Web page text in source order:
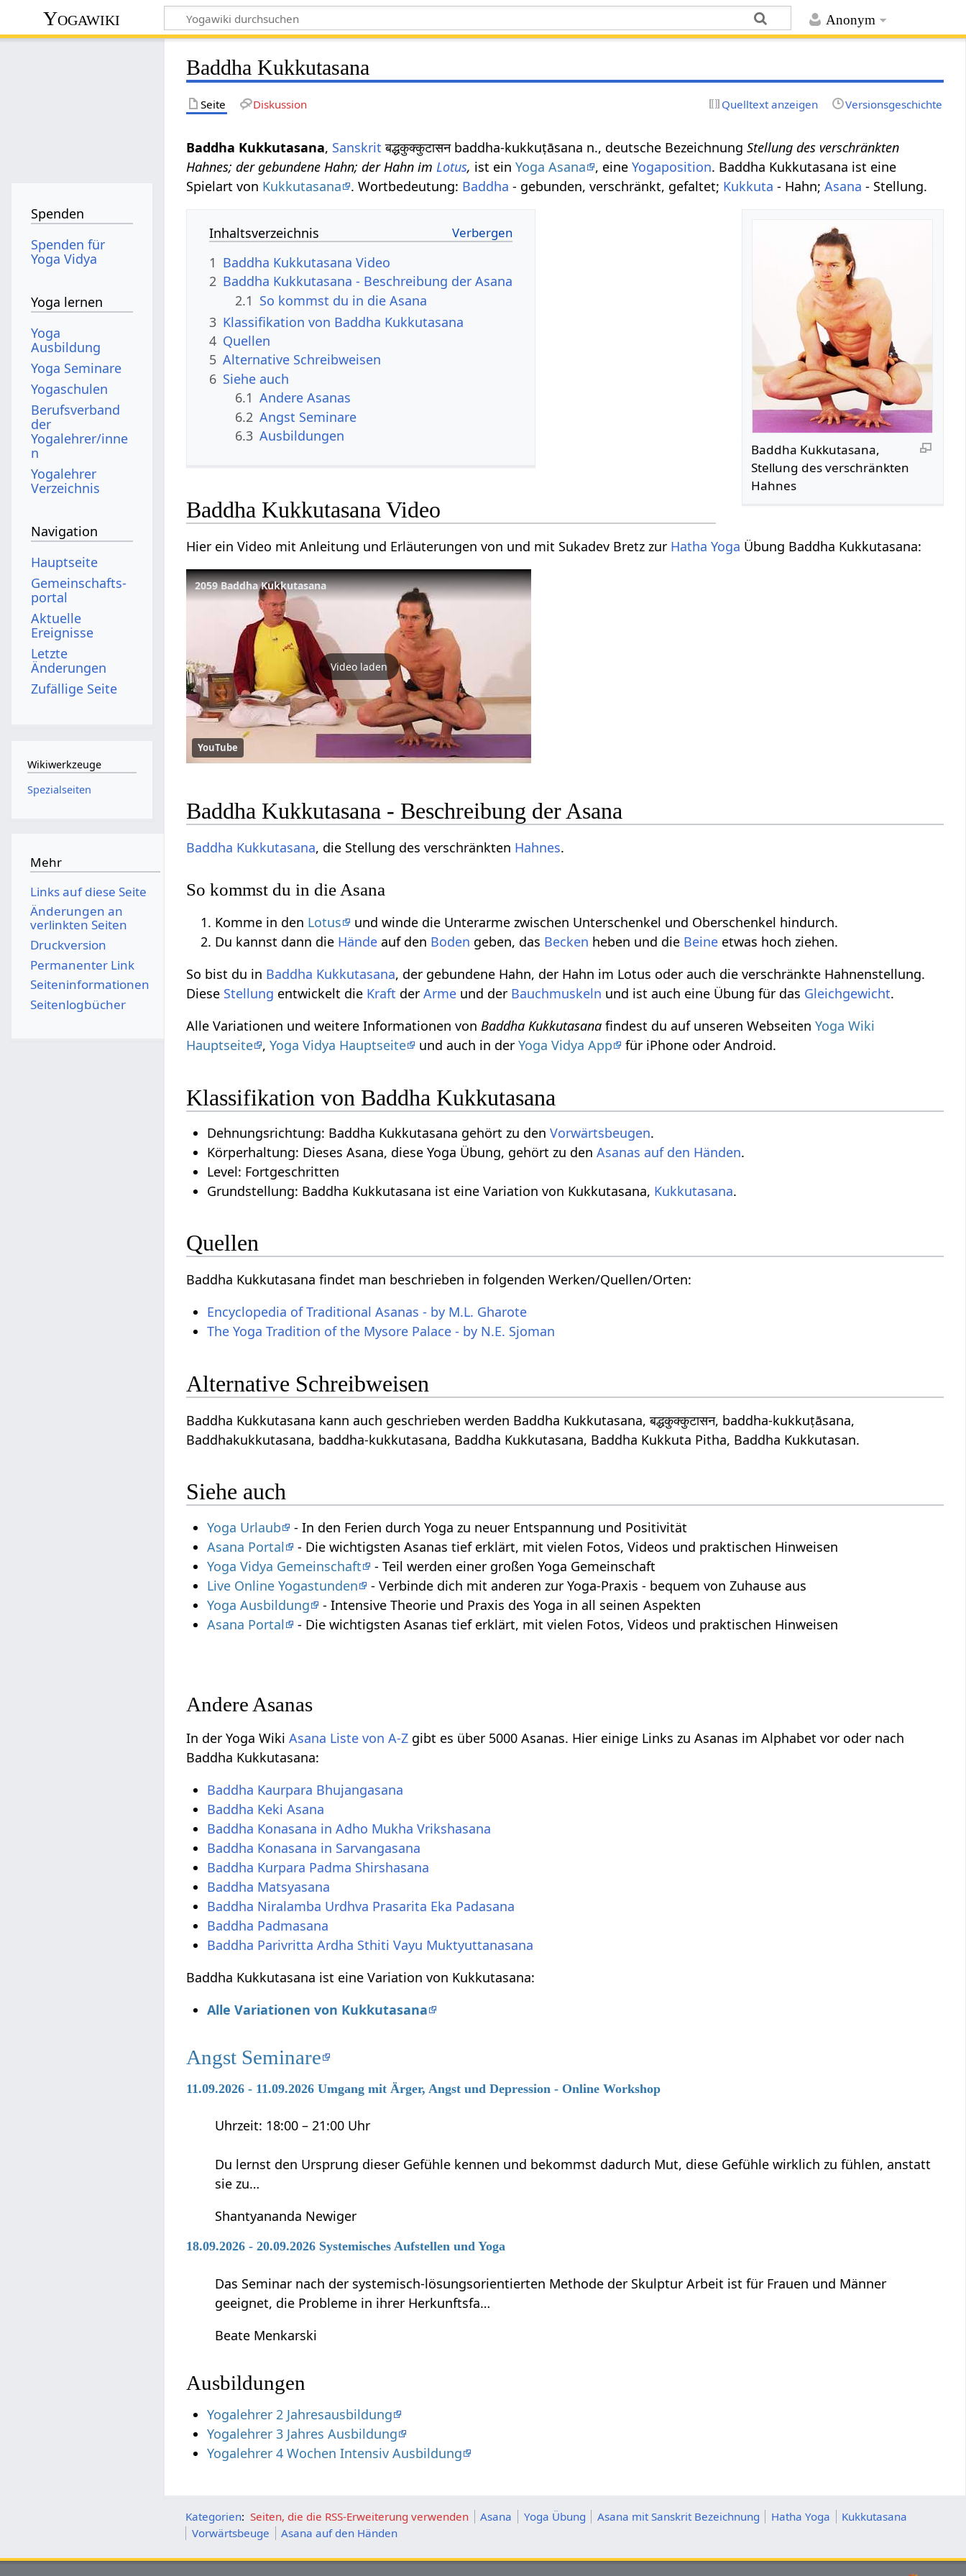
Anonym
Yogawiki
Baddha Kukkutasana
Seite Diskussion Quelltext anzeigen Versionsgeschichte
Baddha Kukkutasana, Sanskrit बद्धकुक्कुटासन baddha-kukkuṭāsana n., deutsche BezeichnungStellung des verschränkten
Hahnes; der gebundene Hahn; der Hahn im Lotus, ist einYoga Asana , eineYogaposition. Baddha Kukkutasana ist eine
Spielart von Kukkutasana . Wortbedeutung: Baddha - gebunden, verschränkt, gefaltet; Kukkuta - Hahn;Asana - Stellung.
Baddha Kukkutasana,
Stellung des verschränkten
Hahnes
Inhaltsverzeichnis
1 Baddha Kukkutasana Video
2 Baddha Kukkutasana - Beschreibung der Asana
2.1 So kommst du in die Asana
3 Klassifikation von Baddha Kukkutasana
4 Quellen
5 Alternative Schreibweisen
6 Siehe auch
6.1 Andere Asanas
6.2 Angst Seminare
6.3 Ausbildungen
Baddha Kukkutasana Video
Hier ein Video mit Anleitung und Erläuterungen von und mit Sukadev Bretz zur Hatha Yoga Übung Baddha Kukkutasana:
2059 Baddha Kukkutasana
Video laden
YouTube
Baddha Kukkutasana - Beschreibung der Asana
Baddha Kukkutasana, die Stellung des verschränkten Hahnes.
So kommst du in die Asana
Komme in den Lotus
und winde die Unterarme zwischen Unterschenkel und Oberschenkel hindurch.
Du kannst dann die Hände auf den Boden geben, das Becken heben und die Beine etwas hoch ziehen.
So bist du in Baddha Kukkutasana, der gebundene Hahn, der Hahn im Lotus oder auch die verschränkte Hahnenstellung.
Diese Stellung entwickelt die Kraft derArme und der Bauchmuskeln und ist auch eine Übung für das Gleichgewicht.
Alle Variationen und weitere Informationen vonBaddha Kukkutasana findest du auf unseren WebseitenYoga Wiki
Hauptseite ,Yoga Vidya Hauptseite und auch in derYoga Vidya App für iPhone oder Android.
Klassifikation von Baddha Kukkutasana
Dehnungsrichtung: Baddha Kukkutasana gehört zu denVorwärtsbeugen.
Körperhaltung: Dieses Asana, diese Yoga Übung, gehört zu den
.
Level: Fortgeschritten
Grundstellung: Baddha Kukkutasana ist eine Variation von Kukkutasana, Kukkutasana.
Quellen
Baddha Kukkutasana findet man beschrieben in folgenden Werken/Quellen/Orten:
Encyclopedia of Traditional Asanas - by M.L. Gharote
The Yoga Tradition of the Mysore Palace - by N.E. Sjoman
Alternative Schreibweisen
Baddha Kukkutasana kann auch geschrieben werden Baddha Kukkutasana, बद्धकुक्कुटासन, baddha-kukkuṭāsana,
Baddhakukkutasana, baddha-kukkutasana, Baddha Kukkutasana, Baddha Kukkuta Pitha, Baddha Kukkutasan.
Siehe auch
Yoga Urlaub
- In den Ferien durch Yoga zu neuer Entspannung und Positivität
Asana Portal
- Die wichtigsten Asanas tief erklärt, mit vielen Fotos, Videos und praktischen Hinweisen
Yoga Vidya Gemeinschaft
- Teil werden einer großen Yoga Gemeinschaft
Live Online Yogastunden
- Verbinde dich mit anderen zur Yoga-Praxis - bequem von Zuhause aus
Yoga Ausbildung
- Intensive Theorie und Praxis des Yoga in all seinen Aspekten
Asana Portal
- Die wichtigsten Asanas tief erklärt, mit vielen Fotos, Videos und praktischen Hinweisen
Andere Asanas
In der Yoga WikiAsana Liste von A-Z gibt es über 5000 Asanas. Hier einige Links zu Asanas im Alphabet vor oder nach
Baddha Kukkutasana:
Baddha Kaurpara Bhujangasana
Baddha Keki Asana
Baddha Konasana in Adho Mukha Vrikshasana
Baddha Konasana in Sarvangasana
Baddha Kurpara Padma Shirshasana
Baddha Matsyasana
Baddha Niralamba Urdhva Prasarita Eka Padasana
Baddha Padmasana
Baddha Parivritta Ardha Sthiti Vayu Muktyuttanasana
Baddha Kukkutasana ist eine Variation von Kukkutasana:
Alle Variationen von Kukkutasana
Angst Seminare
11.09.2026 - 11.09.2026 Umgang mit Ärger, Angst und Depression - Online Workshop
Uhrzeit: 18:00 – 21:00 Uhr
Du lernst den Ursprung dieser Gefühle kennen und bekommst dadurch Mut, diese Gefühle wirklich zu fühlen, anstatt
sie zu…
Shantyananda Newiger
18.09.2026 - 20.09.2026 Systemisches Aufstellen und Yoga
Das Seminar nach der systemisch-lösungsorientierten Methode der Skulptur Arbeit ist für Frauen und Männer
geeignet, die Probleme in ihrer Herkunftsfa…
Beate Menkarski
Ausbildungen
Yogalehrer 2 Jahresausbildung
Yogalehrer 3 Jahres Ausbildung
Yogalehrer 4 Wochen Intensiv Ausbildung
Kategorien: Seiten, die die RSS-Erweiterung verwenden Asana Yoga Übung Asana mit Sanskrit Bezeichnung Hatha Yoga
Kukkutasana
Vorwärtsbeuge
Asana auf den Händen
Spenden
Spenden für
Yoga Vidya
Yoga lernen
Yoga
Ausbildung
Yoga Seminare
Yogaschulen
Berufsverband
der
Yogalehrer/inne
n
Yogalehrer
Verzeichnis
Navigation
Hauptseite
Gemeinschafts­
portal
Aktuelle
Ereignisse
Letzte
Änderungen
Zufällige Seite
Wikiwerkzeuge
Spezialseiten
Mehr
Links auf diese Seite
Änderungen an
verlinkten Seiten
Druckversion
Permanenter Link
Seiten­­informationen
Seitenlogbücher